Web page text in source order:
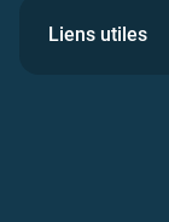
Liens utiles